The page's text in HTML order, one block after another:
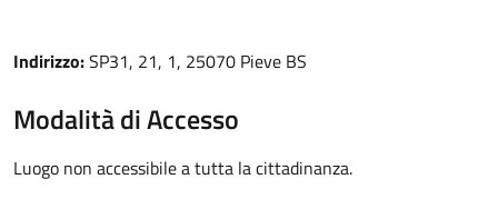
Indirizzo:SP31, 21, 1, 25070 Pieve BS
Modalità di Accesso
Luogo non accessibile a tutta la cittadinanza.